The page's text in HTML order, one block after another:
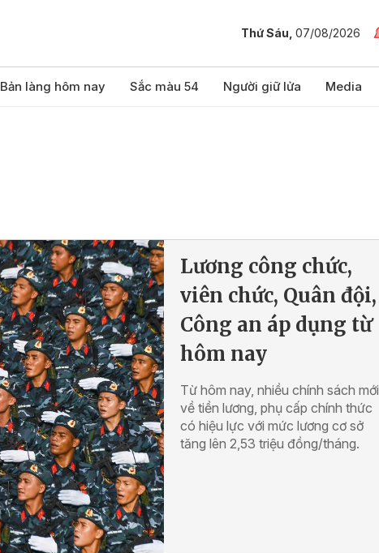
Thứ Sáu, 07/08/2026
Bản làng hôm nay Sắc màu 54 Người giữ lửa Media
Lương công chức,
viên chức, Quân đội,
Công an áp dụng từ
hôm nay
Từ hôm nay, nhiều chính sách mới
về tiền lương, phụ cấp chính thức
có hiệu lực với mức lương cơ sở
tăng lên 2,53 triệu đồng/tháng.